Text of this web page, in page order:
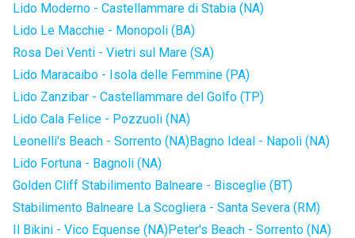
Lido Moderno - Castellammare di Stabia (NA)
Lido Le Macchie - Monopoli (BA)
Rosa Dei Venti - Vietri sul Mare (SA)
Lido Maracaibo - Isola delle Femmine (PA)
Lido Zanzibar - Castellammare del Golfo (TP)
Lido Cala Felice - Pozzuoli (NA)
Leonelli's Beach - Sorrento (NA)Bagno Ideal - Napoli (NA)
Lido Fortuna - Bagnoli (NA)
Golden Cliff Stabilimento Balneare - Bisceglie (BT)
Stabilimento Balneare La Scogliera - Santa Severa (RM)
Il Bikini - Vico Equense (NA)Peter's Beach - Sorrento (NA)